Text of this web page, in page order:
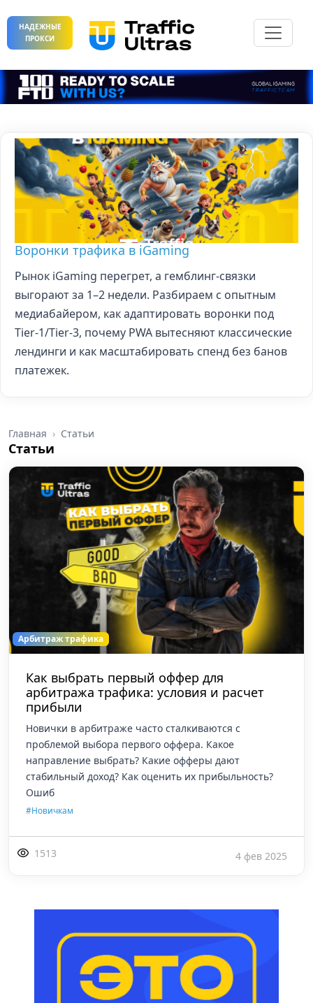
НАДЕЖНЫЕ
ПРОКСИ
Воронки трафика в iGaming
Рынок iGaming перегрет, а гемблинг-связки
выгорают за 1–2 недели. Разбираем с опытным
медиабайером, как адаптировать воронки под
Tier-1/Tier-3, почему PWA вытесняют классические
лендинги и как масштабировать спенд без банов
платежек.
Главная Статьи
Статьи
Арбитраж трафика
Как выбрать первый оффер для
арбитража трафика: условия и расчет
прибыли
Новички в арбитраже часто сталкиваются с
проблемой выбора первого оффера. Какое
направление выбрать? Какие офферы дают
стабильный доход? Как оценить их прибыльность?
Ошиб
#Новичкам
1513 4 фев 2025